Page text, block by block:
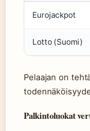
Eurojackpot
Lotto (Suomi)
Pelaajan on
Palkintoluokat